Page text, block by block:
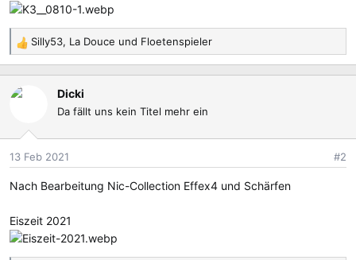
r
a
R
e
a
k
o
n
n
Silly53, La Douce und Floetenspieler
Dicki
Da fällt uns kein Titel mehr ein
13 Feb 2021 #2
Nach Bearbeitung Nic-Collection Effex4 und Schärfen
Eiszeit 2021